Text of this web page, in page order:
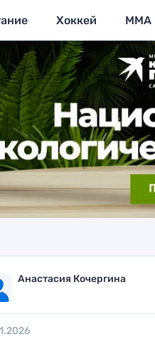
Хоккей MMA
Анастасия Кочергина